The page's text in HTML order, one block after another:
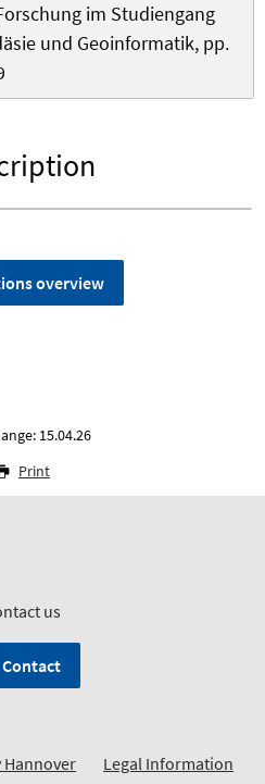
im Studiengang
und Geoinformatik, pp.
overview
15.04.26
Print
us
Contact
Hannover Legal Information